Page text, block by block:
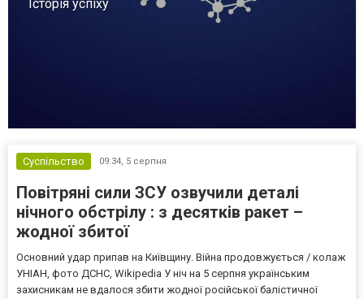
Історія успіху
Суспільство 09:34, 5 серпня
Повітряні сили ЗСУ озвучили деталі
нічного обстрілу : з десятків ракет –
жодної збитої
Основний удар припав на Київщину. Війна продовжується / колаж
УНІАН, фото ДСНС, Wikipedia У ніч на 5 серпня українським
захисникам не вдалося збити жодної російської балістичної